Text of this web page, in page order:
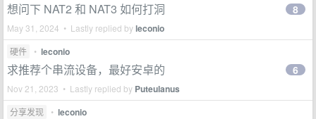
想问下 NAT2 和 NAT3 如何打洞
May 31, 2024 • Lastly replied byleconio
8
硬件 • leconio
求推荐个串流设备，最好安卓的
Nov 21, 2023 • Lastly replied by Puteulanus
6
分享发现 • leconio